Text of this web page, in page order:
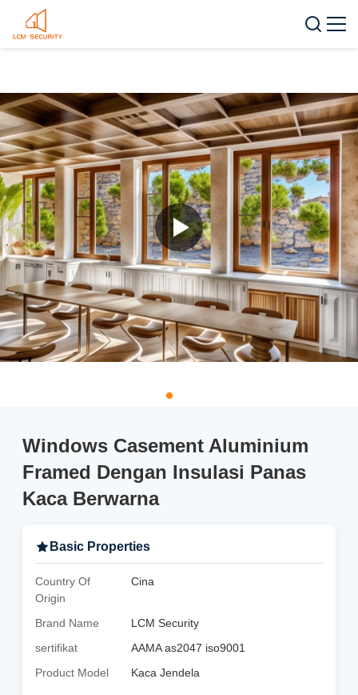
Windows Casement Aluminium
Framed Dengan Insulasi Panas
Kaca Berwarna
Basic Properties
Country Of
Origin
Cina
Brand Name
LCM Security
sertifikat
AAMA as2047 iso9001
Product Model
Kaca Jendela